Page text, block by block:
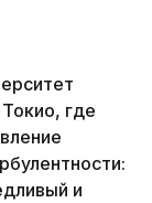
где
и